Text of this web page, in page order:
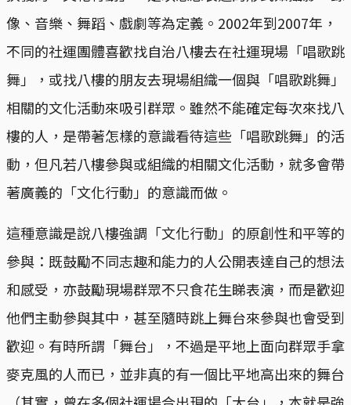
像、音樂、舞蹈、戲劇等為定義。2002年到2007年，
不同的社運團體喜歡找自治八樓去在社運現場「唱歌跳
舞」，或找八樓的朋友去現場組織一個與「唱歌跳舞」
相關的文化活動來吸引群眾。雖然不能確定每次來找八
樓的人，是帶著怎樣的意識看待這些「唱歌跳舞」的活
動，但凡若八樓參與或組織的相關文化活動，就多會帶
著廣義的「文化行動」的意識而做。
這種意識是說八樓強調「文化行動」的原創性和平等的
參與：既鼓勵不同志趣和能力的人公開表達自己的想法
和感受，亦鼓勵現場群眾不只食花生睇表演，而是歡迎
他們主動參與其中，甚至隨時跳上舞台來參與也會受到
歡迎。有時所謂「舞台」，不過是平地上面向群眾手拿
麥克風的人而已，並非真的有一個比平地高出來的舞台